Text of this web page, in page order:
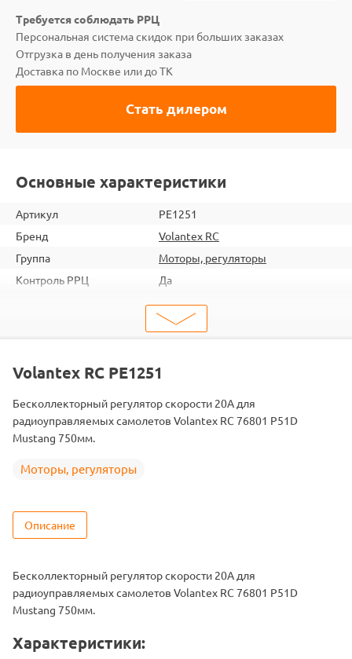
Требуется соблюдать РРЦ
Персональная система скидок при больших заказах
Отгрузка в день получения заказа
Доставка по Москве или до ТК
Стать дилером
Основные характеристики
Артикул
PE1251
Бренд
Volantex RC
Группа
Моторы, регуляторы
Контроль РРЦ
Да
2000000095493
Регуляторы
Подходит
Mustang
Volantex RC PE1251
Бесколлекторный регулятор скорости 20А для
радиоуправляемых самолетов Volantex RC 76801 P51D
Mustang 750мм.
Моторы, регуляторы
Описание
Бесколлекторный регулятор скорости 20А для
радиоуправляемых самолетов Volantex RC 76801 P51D
Mustang 750мм.
Характеристики: